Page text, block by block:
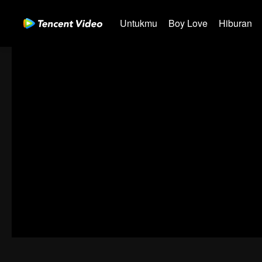
Untukmu Boy Love Hiburan